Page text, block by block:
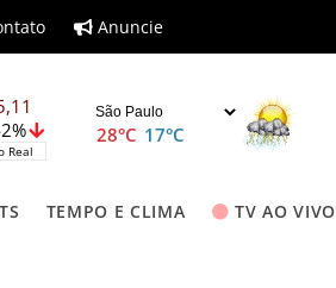
Anuncie
Real
28°C 17°C
TEMPO E CLIMA TV AO VIVO